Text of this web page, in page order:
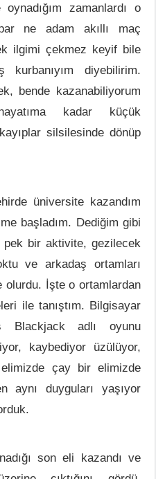
zamanlardı o
ne adam akıllı maç
ilgimi çekmez keyif bile
kurbanıyım diyebilirim.
bende kazanabiliyorum
kadar küçük
silsilesinde dönüp
üniversite kazandım
başladım. Dediğim gibi
pek bir aktivite, gezilecek
ve arkadaş ortamları
olurdu. İşte o ortamlardan
ile tanıştım. Bilgisayar
Blackjack adlı oyunu
kaybediyor üzülüyor,
çay bir elimizde
aynı duyguları yaşıyor
son eli kazandı ve